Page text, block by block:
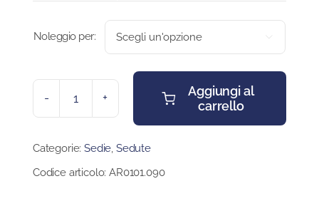
Noleggio per:
SEDIA
quantità
Aggiungi al
carrello
Categorie:Sedie, Sedute
Codice articolo:AR0101.090